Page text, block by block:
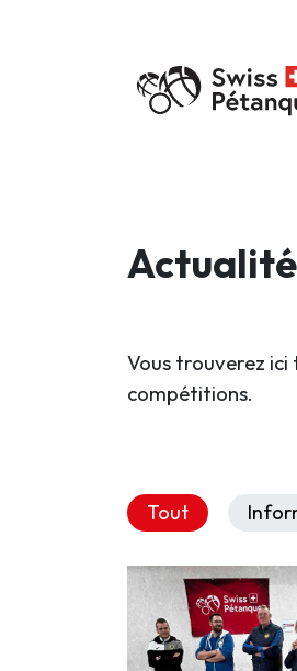
Vous trouverez
compétitions.
Tout